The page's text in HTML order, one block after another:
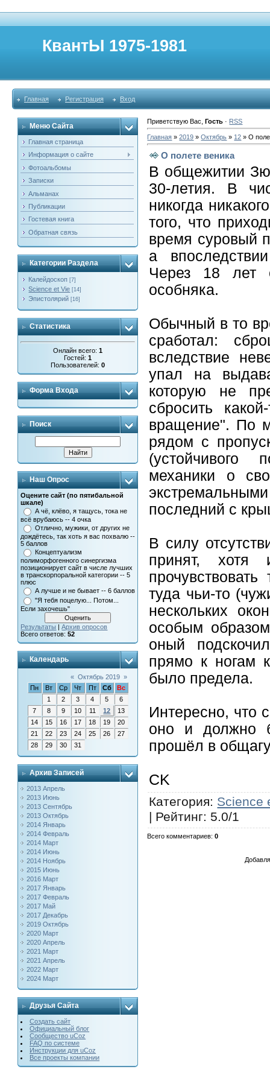
КвантЫ 1975-1981
Главная Регистрация Вход
Меню Сайта
Главная страница
Информация о сайте
Фотоальбомы
Записки
Альманах
Публикации
Гостевая книга
Обратная связь
Категории Раздела
Калейдоскоп [7]
Science et Vie [14]
Эпистолярий [16]
Статистика
Онлайн всего:1
Гостей:1
Пользователей:0
Форма Входа
Поиск
Наш Опрос
Оцените сайт (по пятибальной
шкале)
А чё, клёво, я тащусь, тока не
всё врубаюсь -- 4 очка
Отлично, мужики, от других не
дождётесь, так хоть я вас похвалю --
5 баллов
Концептуализм
полиморфогенного синергизма
позиционирует сайт в числе лучших
в транскорпоральной категории -- 5
плюс
А лучше и не бывает -- 6 баллов
"Я тебя поцелую... Потом...
Если захочешь"
Результаты |Архив опросов
Всего ответов:52
Календарь
« Октябрь 2019 »
Пн
Вт Ср Чт Пт Сб
Вс
1
2 3 4 5
6
7
8 9 10 11 12
13
14
15 16 17 18 19
20
21
22 23 24 25 26
27
28
29 30 31
Архив Записей
2013 Апрель
2013 Июнь
2013 Сентябрь
2013 Октябрь
2014 Январь
2014 Февраль
2014 Март
2014 Июнь
2014 Ноябрь
2015 Июнь
2016 Март
2017 Январь
2017 Февраль
2017 Май
2017 Декабрь
2019 Октябрь
2020 Март
2020 Апрель
2021 Март
2021 Апрель
2022 Март
2024 Март
Друзья Сайта
Создать сайт
Официальный блог
Сообщество uCoz
FAQ по системе
Инструкции для uCoz
Все проекты компании
Приветствую Вас ,Гость · RSS
Главная »2019 » Октябрь » 12 » О
О полете веника
В общежитии
30-летия. В
никогда
того, что
время суровый
а
Через 18 лет
особняка.
Обычный в то
сработал:
вследствие
упал на
которую не
сбросить
вращение". По
рядом с
(устойчивого
механики о
последний с
В силу
принят, хотя
туда чьи-то
нескольких
особым
оный
прямо к ногам
было предела.
Интересно, что
оно и должно
прошёл в
CK
Категория: Science
| Рейтинг: 5.0/1
Всего комментариев:0